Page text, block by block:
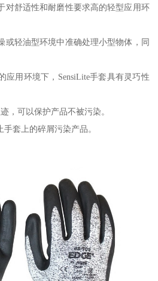
对舒适性和耐磨性要求高的轻型应用环
或轻油型环境中准确处理小型物体，同
应用环境下，SensiLite手套具有灵巧性
，可以保护产品不被污染。
套上的碎屑污染产品。